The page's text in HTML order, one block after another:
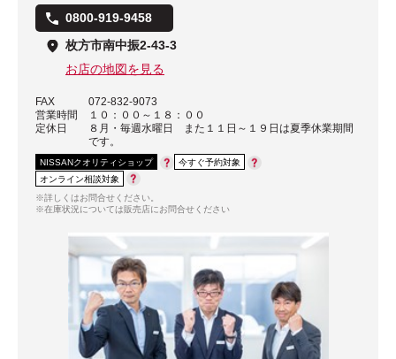
0800-919-9458
枚方市南中振2-43-3
お店の地図を見る
FAX
072-832-9073
営業時間
１０：００～１８：００
定休日
８月・毎週水曜日 また１１日～１９日は夏季休業期間
です。
NISSANクオリティショップ
今すぐ予約対象
オンライン相談対象
※詳しくはお問合せください。
※在庫状況については販売店にお問合せください